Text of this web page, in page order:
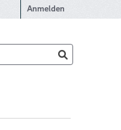
Anmelden